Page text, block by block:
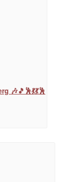
🎶🎵🕺💃💃🕺